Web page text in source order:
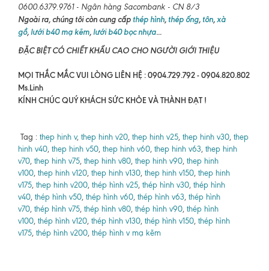
0600.6379.9761 - Ngân hàng Sacombank - CN 8/3
Ngoài ra, chúng tôi còn cung cấp thép hình, thép ống, tôn, xà
gồ, lưới b40 mạ kẽm, lưới b40 bọc nhựa...
ĐẶC BIỆT CÓ CHIẾT KHẤU CAO CHO NGƯỜI GIỚI THIỆU
MỌI THẮC MẮC VUI LÒNG LIÊN HỆ : 0904.729.792 - 0904.820.802
Ms.Linh
KÍNH CHÚC QUÝ KHÁCH SỨC KHỎE VÀ THÀNH ĐẠT !
Tag : thep hinh v, thep hinh v20, thep hinh v25, thep hinh v30, thep
hinh v40, thep hinh v50, thep hinh v60, thep hinh v63, thep hinh
v70, thep hinh v75, thep hinh v80, thep hinh v90, thep hinh
v100, thep hinh v120, thep hinh v130, thep hinh v150, thep hinh
v175, thep hinh v200, thép hình v25, thép hình v30, thép hình
v40, thép hình v50, thép hình v60, thép hình v63, thép hình
v70, thép hình v75, thép hình v80, thép hình v90, thép hình
v100, thép hình v120, thép hình v130, thép hình v150, thép hình
v175, thép hình v200, thép hình v mạ kẽm